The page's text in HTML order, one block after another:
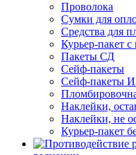
Проволока
Сумки для
Средства для
Курьер-пакет с
Пакеты СД
Сейф-пакеты
Сейф-пакеты
Наклейки,
Наклейки, не
Курьер-пакет